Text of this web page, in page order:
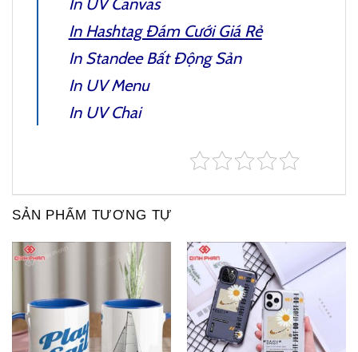
In Hashtag Đám CướiGiá Rẻ
In Standee Bất Động Sản
In UV Menu
In UV Chai
SẢN PHẨM TƯƠNG TỰ